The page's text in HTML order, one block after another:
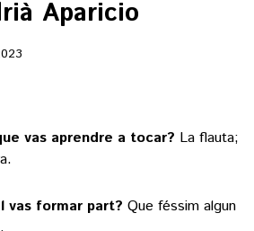
POLÍTICA
ECONOMIA
ESPORTS
CULTURA
Aparicio
vas aprendre a tocar? La flauta;
vas formar part? Que féssim algun